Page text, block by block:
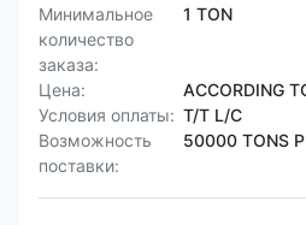
Минимальное
количество
заказа:
1 TON
Цена:
ACCORDING
Условия оплаты: T/T L/C
Возможность
поставки:
50000 TONS